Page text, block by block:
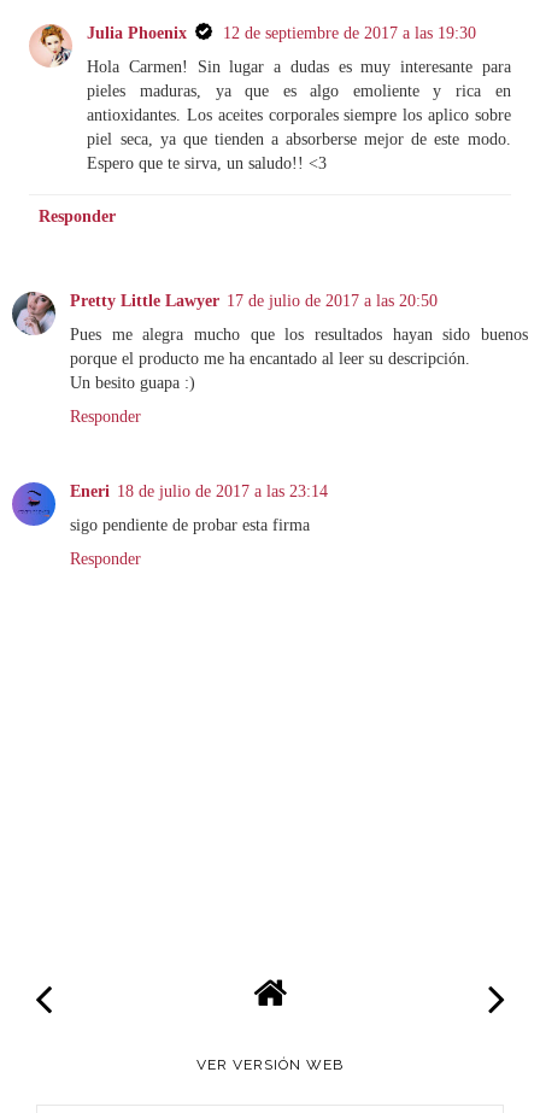
Julia Phoenix
12 de septiembre de 2017 a las 19:30
Hola Carmen! Sin lugar a dudas es muy interesante para
pieles maduras, ya que es algo emoliente y rica en
antioxidantes. Los aceites corporales siempre los aplico sobre
piel seca, ya que tienden a absorberse mejor de este modo.
Espero que te sirva, un saludo!! <3
Responder
Pretty Little Lawyer 17 de julio de 2017 a las 20:50
Pues me alegra mucho que los resultados hayan sido buenos
porque el producto me ha encantado al leer su descripción.
Un besito guapa :)
Responder
Eneri 18 de julio de 2017 a las 23:14
sigo pendiente de probar esta firma
Responder
VER VERSIÓN WEB